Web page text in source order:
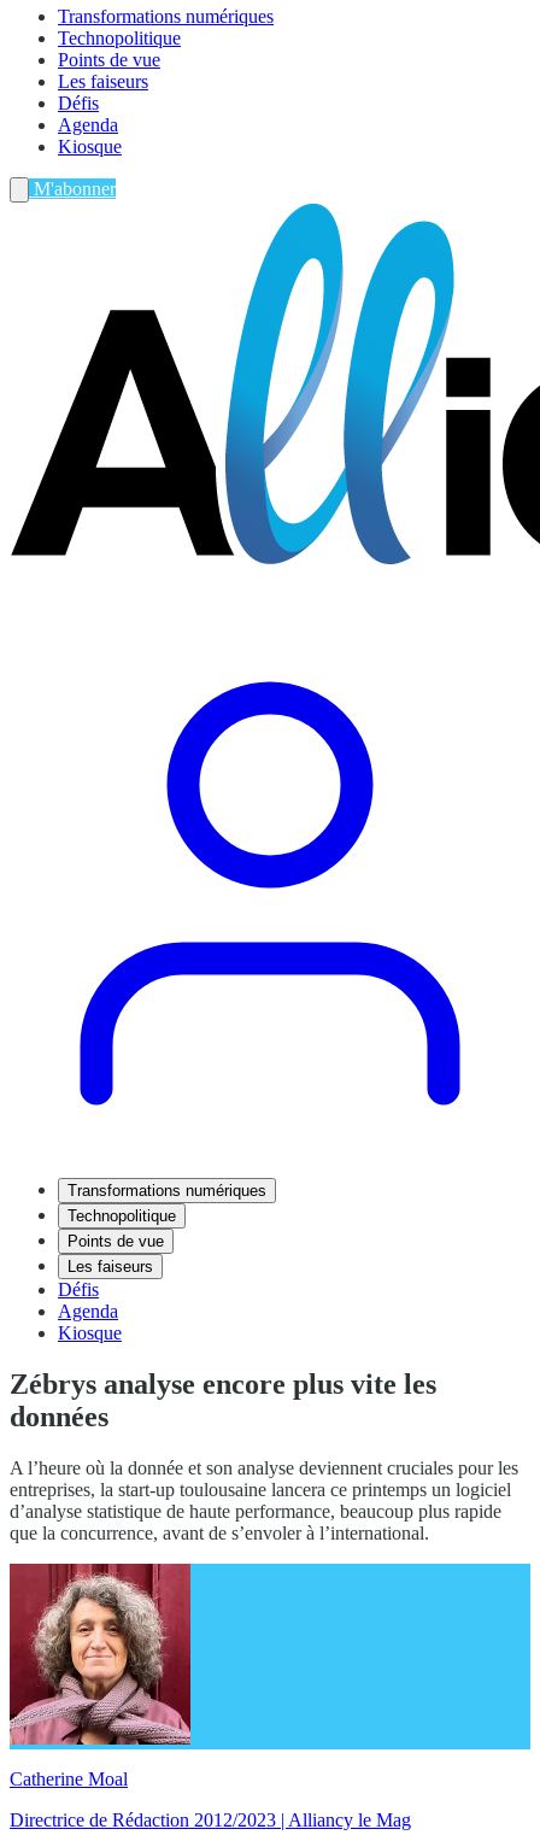
Transformations numériques
Technopolitique
Points de vue
Les faiseurs
Défis
Agenda
Kiosque
M'abonner
Transformations numériques
Technopolitique
Points de vue
Les faiseurs
Défis
Agenda
Kiosque
Zébrys analyse encore plus vite les
données
A l’heure où la donnée et son analyse deviennent cruciales pour les
entreprises, la start-up toulousaine lancera ce printemps un logiciel
d’analyse statistique de haute performance, beaucoup plus rapide
que la concurrence, avant de s’envoler à l’international.
Catherine Moal
Directrice de Rédaction 2012/2023 | Alliancy le Mag